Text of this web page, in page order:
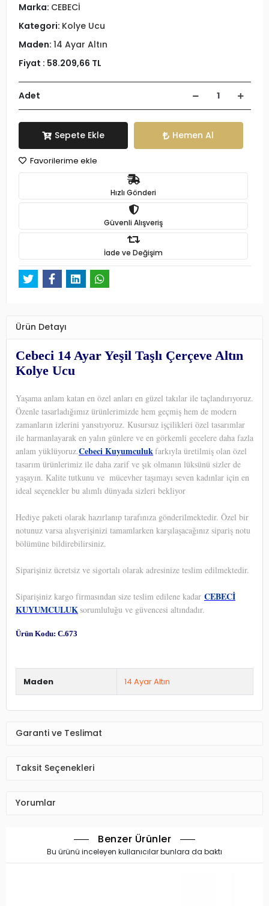
Marka: CEBECİ
Kategori: Kolye Ucu
Maden: 14 Ayar Altın
Fiyat : 58.209,66 TL
Adet
Sepete Ekle Hemen Al
Favorilerime ekle
Hızlı Gönderi
Güvenli Alışveriş
İade ve Değişim
Ürün Detayı
Cebeci 14 Ayar Yeşil Taşlı Çerçeve Altın
Kolye Ucu
Yaşama anlam katan en özel anları en güzel takılar ile taçlandırıyoruz.
Özenle tasarladığımız ürünlerimizde hem geçmiş hem de modern
zamanların izlerini yansıtıyoruz. Kusursuz işçilikleri özel tasarımlar
ile harmanlayarak en yalın günlere ve en görkemli gecelere daha fazla
anlam yüklüyoruz.Cebeci Kuyumculukfarkıyla üretilmiş olan özel
tasarım ürünlerimiz ile daha zarif ve şık olmanın lüksünü sizler de
yaşayın. Kalite tutkunu ve mücevher taşımayı seven kadınlar için en
ideal seçenekler bu alımlı dünyada sizleri bekliyor
Hediye paketi olarak hazırlanıp tarafınıza gönderilmektedir. Özel bir
notunuz varsa alışverişinizi tamamlarken karşılaşacağınız sipariş notu
bölümüne bildirebilirsiniz.
Siparişiniz ücretsiz ve sigortalı olarak adresinize teslim edilmektedir.
Siparişiniz kargo firmasından size teslim edilene kadar CEBECİ
KUYUMCULUKsorumluluğu ve güvencesi altındadır.
Ürün Kodu: C.673
Maden 14 Ayar Altın
Garanti ve Teslimat
Taksit Seçenekleri
Yorumlar
Benzer Ürünler
Bu ürünü inceleyen kullanıcılar bunlara da baktı